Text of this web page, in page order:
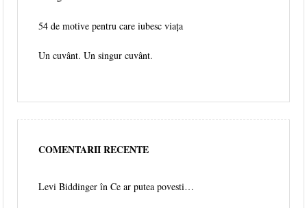
54 de motive pentru care iubesc viața
Un cuvânt. Un singur cuvânt.
COMENTARII RECENTE
Levi Biddinger înCe ar putea povesti…